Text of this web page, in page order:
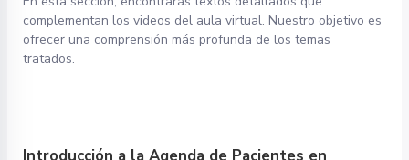
complementan los videos del aula virtual. Nuestro objetivo es
ofrecer una comprensión más profunda de los temas
tratados.